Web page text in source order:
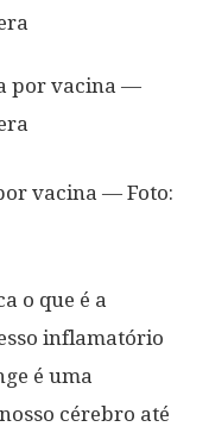
vacina — Foto:
o que é a
inflamatório
é uma
cérebro até